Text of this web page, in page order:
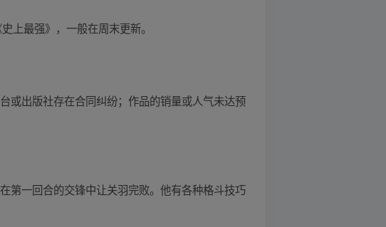
上最强》，一般在周末更新。
或出版社存在合同纠纷；作品的销量或人气未达预
第一回合的交锋中让关羽完败。他有各种格斗技巧